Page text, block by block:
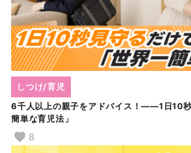
6千人以上の親子をアドバイス！――1日10
簡単な育児法」
しつけ/育児
8